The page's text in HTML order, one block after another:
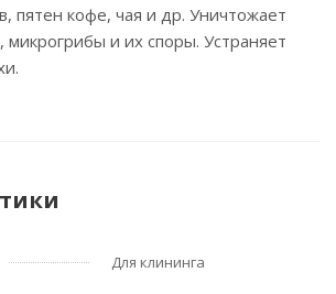
пятен кофе, чая и др. Уничтожает
микрогрибы и их споры. Устраняет
Для клининга